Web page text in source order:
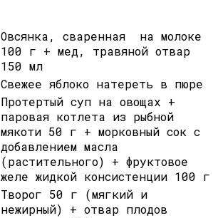
Овсянка, сваренная на молоке
100 г + мед, травяной отвар
150 мл
Свежее яблоко натереть в пюре
Протертый суп на овощах +
паровая котлета из рыбной
мякоти 50 г + морковный сок с
добавлением масла
(растительного) + фруктовое
желе жидкой консистенции 100 г
Творог 50 г (мягкий и
нежирный) + отвар плодов